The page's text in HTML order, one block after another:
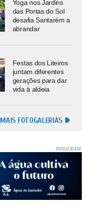
Yoga nos Jardins
das Portas do Sol
desafia Santarém a
abrandar
Festas dos Liteiros
juntam diferentes
gerações para dar
vida à aldeia
MAIS FOTOGALERIAS